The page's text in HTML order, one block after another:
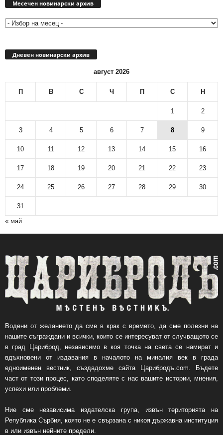
Месечен новинарски архив
Дневен новинарски архив
август 2026
П В С Ч П С Н
1 2
3 4 5 6 7 8 9
10 11 12 13 14 15 16
17 18 19 20 21 22 23
24 25 26 27 28 29 30
31
« май
Водени от желанието да сме в крак с времето, да сме полезни на
нашите съграждани и всички, които се интересуват от случващото се
в град Цариброд, независимо в коя точка на света се намират и
вдъхновени от издавания в началото на миналия век в града
едноименен вестник, създадохме сайта Царибродъ.com. Бъдете
част от този процес, като споделяте с нас вашите истории, мнения,
успехи или проблеми.
Ние сме независима издателска група, извън територията на
Република Сърбия, която не е свързана с никоя държавна институция
в или извън нейните предели.